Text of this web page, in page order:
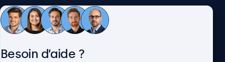
Service client
Besoin d’aide ?